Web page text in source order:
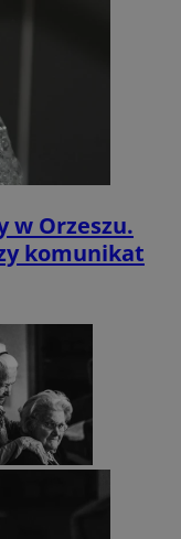
w Orzeszu.
komunikat